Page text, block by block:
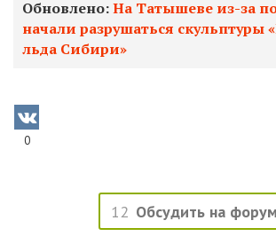
Обновлено:На Татышеве из-за
начали разрушаться скульптуры
льда Сибири»
0
12 Обсудить на